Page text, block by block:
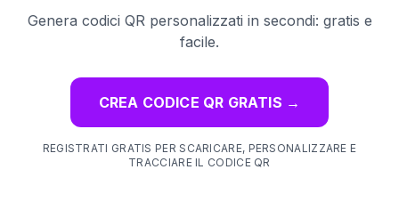
Genera codici QR personalizzati in secondi: gratis e
facile.
CREA CODICE QR GRATIS →
REGISTRATI GRATIS PER SCARICARE, PERSONALIZZARE E
TRACCIARE IL CODICE QR